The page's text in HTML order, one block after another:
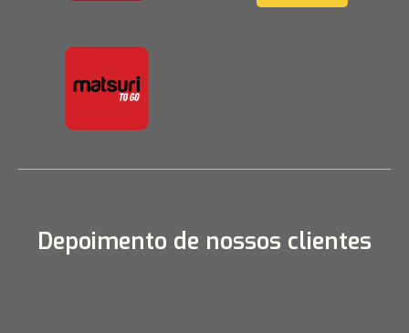
Depoimento de nossos clientes